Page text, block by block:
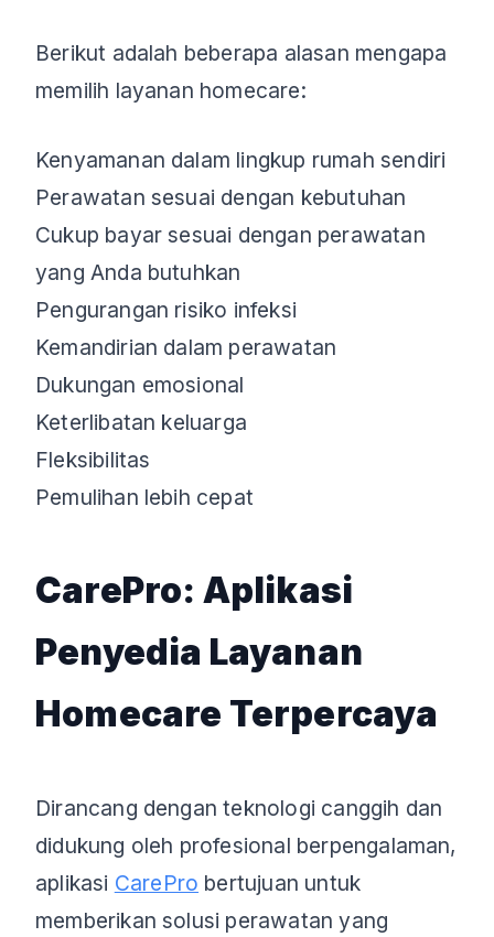
Berikut adalah beberapa alasan mengapa
memilih layanan homecare:
Kenyamanan dalam lingkup rumah sendiri
Perawatan sesuai dengan kebutuhan
Cukup bayar sesuai dengan perawatan
yang Anda butuhkan
Pengurangan risiko infeksi
Kemandirian dalam perawatan
Dukungan emosional
Keterlibatan keluarga
Fleksibilitas
Pemulihan lebih cepat
CarePro: Aplikasi
Penyedia Layanan
Homecare Terpercaya
Dirancang dengan teknologi canggih dan
didukung oleh profesional berpengalaman,
aplikasi CarePro bertujuan untuk
memberikan solusi perawatan yang